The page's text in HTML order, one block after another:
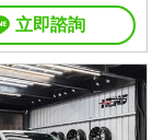
立即諮詢